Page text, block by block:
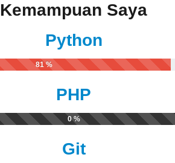
Kemampuan Saya
Python
81 %
PHP
0 %
Git